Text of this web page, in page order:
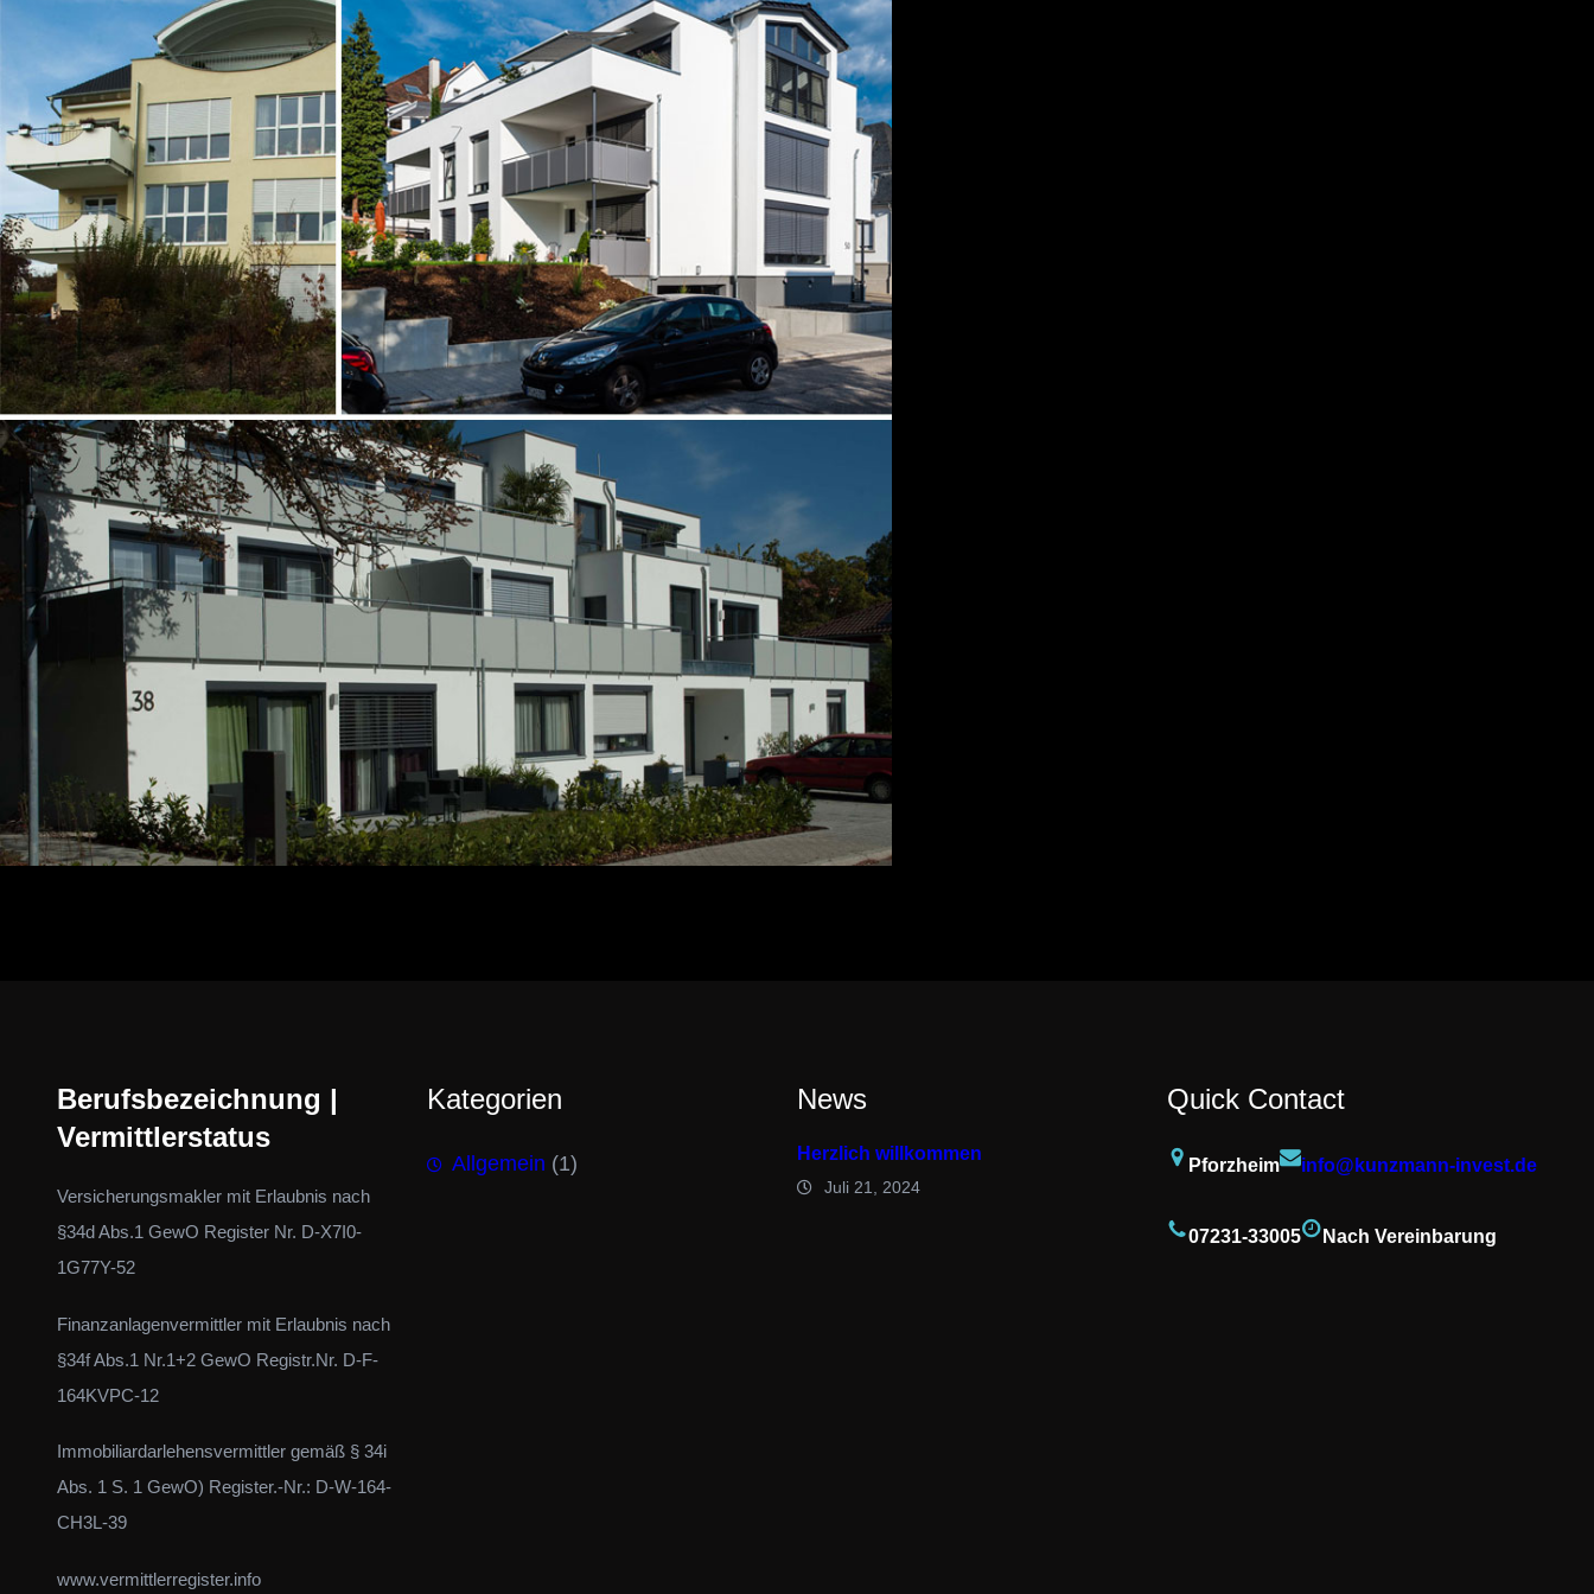
Berufsbezeichnung |
Vermittlerstatus
Versicherungsmakler mit Erlaubnis nach
§34d Abs.1 GewO Register Nr. D-X7I0-
1G77Y-52
Finanzanlagenvermittler mit Erlaubnis nach
§34f Abs.1 Nr.1+2 GewO Registr.Nr. D-F-
164KVPC-12
Immobiliardarlehensvermittler gemäß § 34i
Abs. 1 S. 1 GewO) Register.-Nr.: D-W-164-
CH3L-39
www.vermittlerregister.info
Kategorien
Allgemein (1)
News
Herzlich willkommen
Juli 21, 2024
Quick Contact
Pforzheim info@kunzmann-invest.de
07231-33005 Nach Vereinbarung